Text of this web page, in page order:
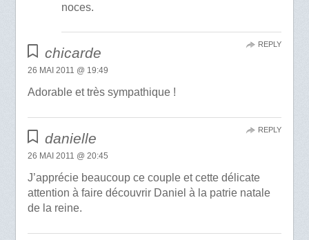
noces.
chicarde
26 MAI 2011 @ 19:49
Adorable et très sympathique !
REPLY
danielle
26 MAI 2011 @ 20:45
J’apprécie beaucoup ce couple et cette délicate
attention à faire découvrir Daniel à la patrie natale
de la reine.
REPLY